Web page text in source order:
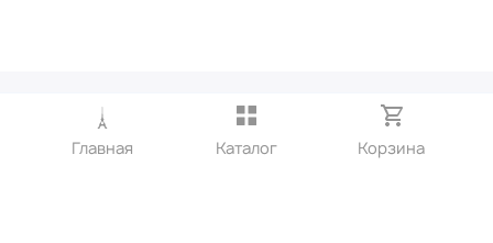
Контактные телефоны
8-912-682-15-05 офисный сотовый МТС
Главная Каталог Корзина